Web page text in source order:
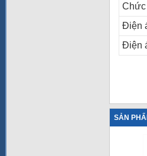
Chức
Điện
Điện
SẢN